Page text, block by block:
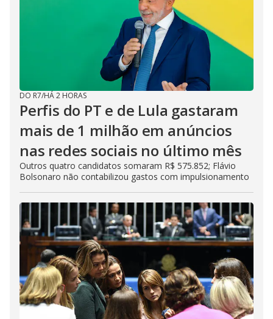
DO R7/HÁ 2 HORAS
Perfis do PT e de Lula gastaram
mais de 1 milhão em anúncios
nas redes sociais no último mês
Outros quatro candidatos somaram R$ 575.852; Flávio
Bolsonaro não contabilizou gastos com impulsionamento